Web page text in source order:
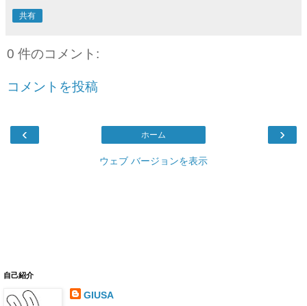
共有
0 件のコメント:
コメントを投稿
‹ ›
ホーム
ウェブ バージョンを表示
自己紹介
GIUSA